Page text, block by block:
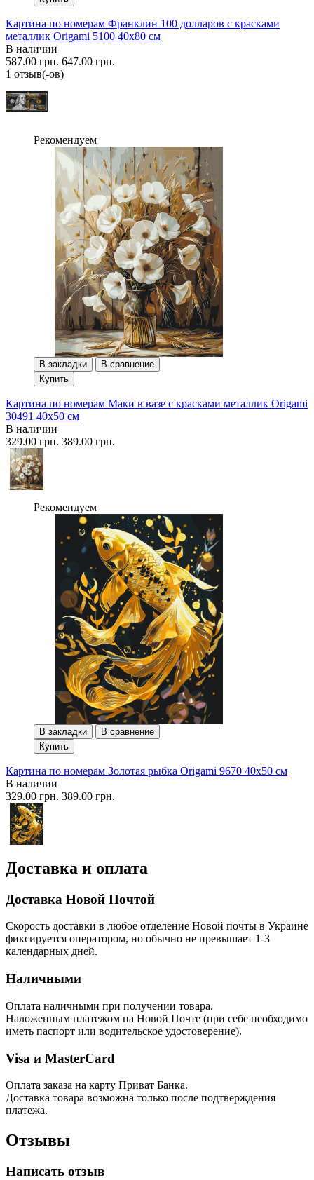
Картина по номерам Франклин 100 долларов с красками
металлик Origami 5100 40x80 см
В наличии
587.00 грн. 647.00 грн.
1 отзыв(-ов)
Рекомендуем
В закладки
В сравнение
Купить
Картина по номерам Маки в вазе с красками металлик Origami
30491 40x50 см
В наличии
329.00 грн. 389.00 грн.
Рекомендуем
В закладки
В сравнение
Купить
Картина по номерам Золотая рыбка Origami 9670 40x50 см
В наличии
329.00 грн. 389.00 грн.
Доставка и оплата
Доставка Новой Почтой
Скорость доставки в любое отделение Новой почты в Украине
фиксируется оператором, но обычно не превышает 1-3
календарных дней.
Наличными
Оплата наличными при получении товара.
Наложенным платежом на Новой Почте (при себе необходимо
иметь паспорт или водительское удостоверение).
Visa и MasterCard
Оплата заказа на карту Приват Банка.
Доставка товара возможна только после подтверждения
платежа.
Отзывы
Написать отзыв